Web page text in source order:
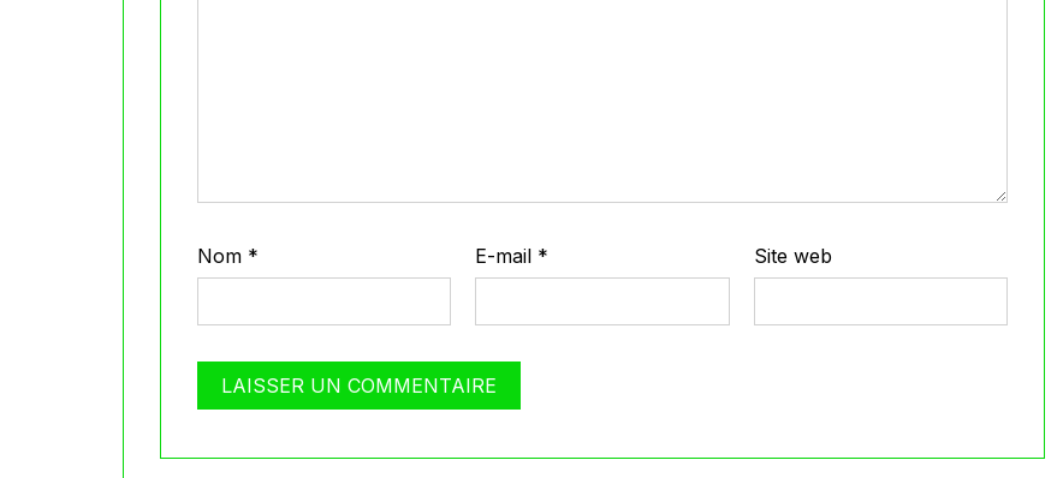
Nom * E-mail * Site web